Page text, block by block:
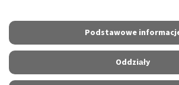
Podstawowe
Oddziały